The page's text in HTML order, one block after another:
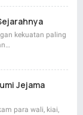
kekuatan paling
Jejama
para wali, kiai,